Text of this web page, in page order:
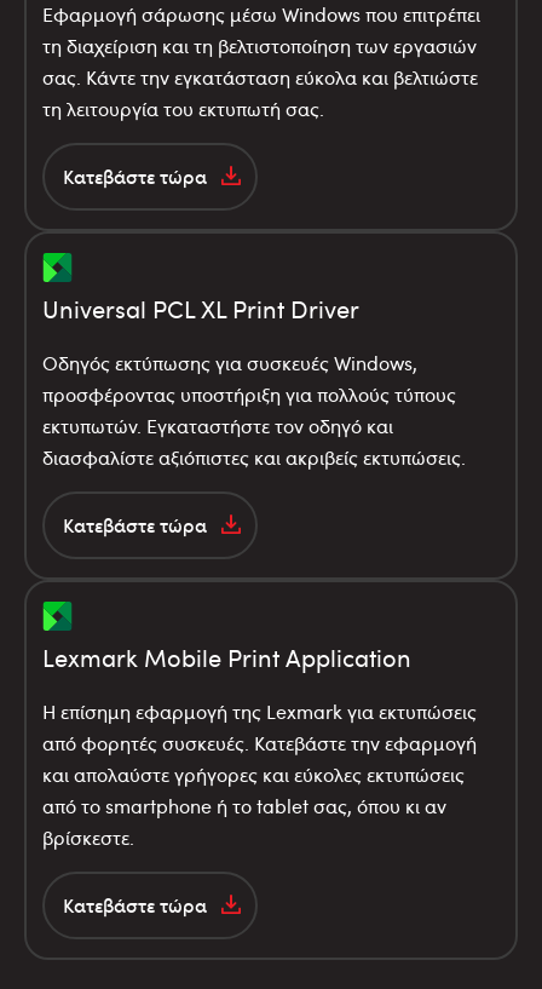
Εφαρμογή σάρωσης μέσω Windows που επιτρέπει
τη διαχείριση και τη βελτιστοποίηση των εργασιών
σας. Κάντε την εγκατάσταση εύκολα και βελτιώστε
τη λειτουργία του εκτυπωτή σας.
Κατεβάστε τώρα
Universal PCL XL Print Driver
Οδηγός εκτύπωσης για συσκευές Windows,
προσφέροντας υποστήριξη για πολλούς τύπους
εκτυπωτών. Εγκαταστήστε τον οδηγό και
διασφαλίστε αξιόπιστες και ακριβείς εκτυπώσεις.
Κατεβάστε τώρα
Lexmark Mobile Print Application
Η επίσημη εφαρμογή της Lexmark για εκτυπώσεις
από φορητές συσκευές. Κατεβάστε την εφαρμογή
και απολαύστε γρήγορες και εύκολες εκτυπώσεις
από το smartphone ή το tablet σας, όπου κι αν
βρίσκεστε.
Κατεβάστε τώρα